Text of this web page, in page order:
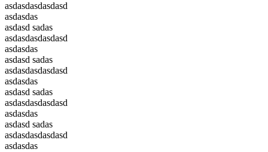
asdasdasdasdasd
asdasdas
asdasd sadas
asdasdasdasdasd
asdasdas
asdasd sadas
asdasdasdasdasd
asdasdas
asdasd sadas
asdasdasdasdasd
asdasdas
asdasd sadas
asdasdasdasdasd
asdasdas